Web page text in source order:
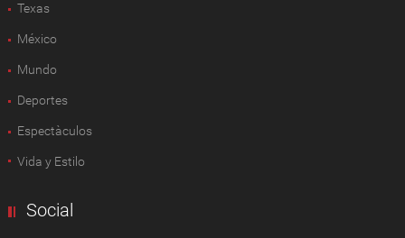
Texas
México
Mundo
Deportes
Espectàculos
Vida y Estilo
Social